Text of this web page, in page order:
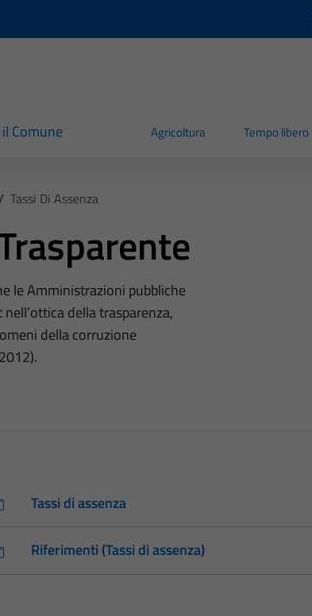
Comune Agricoltura Tempo libero
Tassi Di Assenza
le Amministrazioni pubbliche
della trasparenza,
della corruzione
Tassi di assenza
Riferimenti (Tassi di assenza)